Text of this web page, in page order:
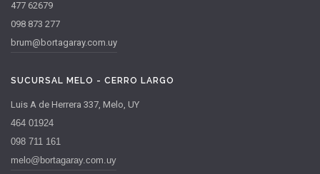
477 62679
098 873 277
brum@bortagaray.com.uy
SUCURSAL MELO - CERRO LARGO
Luis A de Herrera 337, Melo, UY
464 01924
098 711 161
melo@bortagaray.com.uy